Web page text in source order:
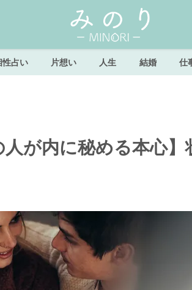
性占い 片想い 人生 結婚 仕
が内に秘める本心】